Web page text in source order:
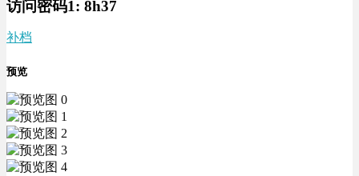
访问密码1: 8h37
补档
预览